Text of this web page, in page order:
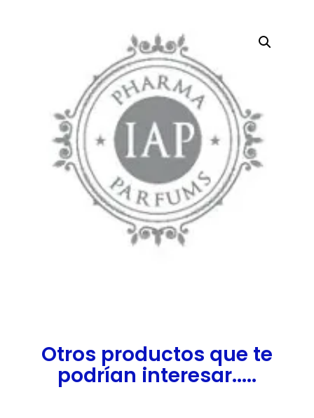
Otros productos que te
podrían interesar.....